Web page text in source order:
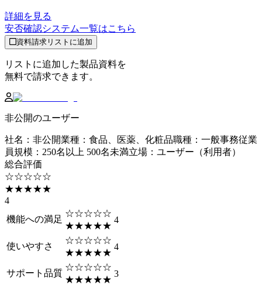
詳細を見る
安否確認システム一覧はこちら
資料請求リストに追加
リストに追加した製品資料を
無料で請求できます。
非公開のユーザー
社名 ： 非公開業種 ： 食品、医薬、化粧品職種 ： 一般事務従業
員規模 ： 250名以上 500名未満立場 ： ユーザー（利用者）
総合評価
☆☆☆☆☆
★★★★★
4
機能への満足
☆☆☆☆☆
★★★★★
4
使いやすさ
☆☆☆☆☆
★★★★★
4
サポート品質
☆☆☆☆☆
★★★★★
3